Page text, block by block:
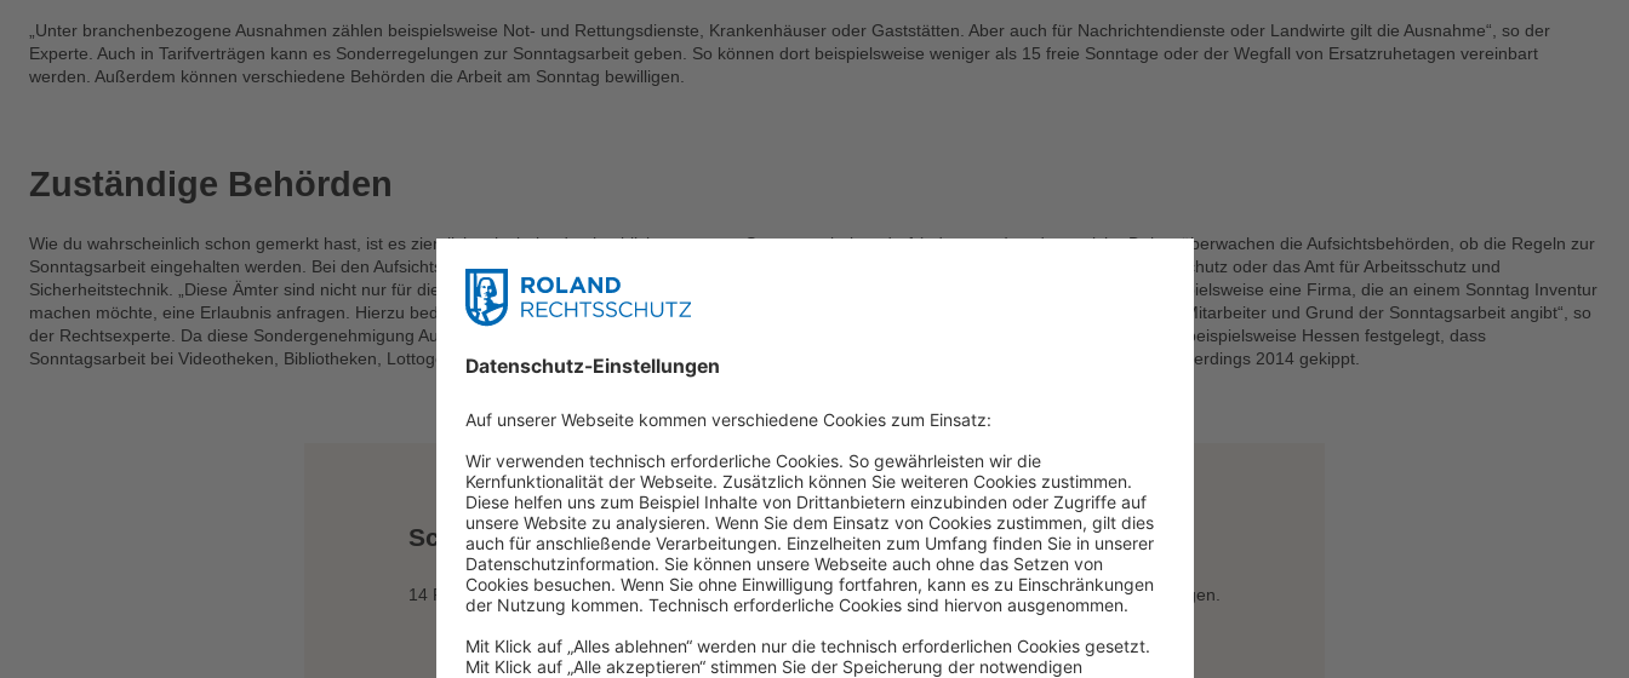
„Unter branchenbezogene Ausnahmen zählen beispielsweise Not- und Rettungsdienste, Krankenhäuser oder Gaststätten. Aber auch für Nachrichtendienste oder Landwirte gilt die Ausnahme“, so der
Experte. Auch in Tarifverträgen kann es Sonderregelungen zur Sonntagsarbeit geben. So können dort beispielsweise weniger als 15 freie Sonntage oder der Wegfall von Ersatzruhetagen vereinbart
werden. Außerdem können verschiedene Behörden die Arbeit am Sonntag bewilligen.
Zuständige Behörden
Wie du wahrscheinlich schon gemerkt hast, ist es ziemlich schwierig, durchzublicken, wer am Sonntag arbeiten darf (oder muss) und wer nicht. Daher überwachen die Aufsichtsbehörden, ob die Regeln zur
Sonntagsarbeit eingehalten werden. Bei den Aufsichtsbehörden handelt es sich entweder um das Gewerbeaufsichtsamt, das staatliche Amt für Arbeitsschutz oder das Amt für Arbeitsschutz und
Sicherheitstechnik. „Diese Ämter sind nicht nur für die Kontrolle zuständig, sondern können auch weitere Sondergenehmigungen erteilen. So kann beispielsweise eine Firma, die an einem Sonntag Inventur
machen möchte, eine Erlaubnis anfragen. Hierzu bedarf es lediglich eines Schreibens, in dem der Arbeitgeber Zeit, Dauer, Ort, Anzahl der betroffenen Mitarbeiter und Grund der Sonntagsarbeit angibt“, so
der Rechtsexperte. Da diese Sondergenehmigung Aufgabe der Bundesländer ist, können die Ausnahmeregelungen unterschiedlich ausfallen. So hatte beispielsweise Hessen festgelegt, dass
Sonntagsarbeit bei Videotheken, Bibliotheken, Lottogesellschaften und Callcentern gestattet ist. Diese Verordnung hat das Bundesverwaltungsgericht allerdings 2014 gekippt.
Schon gewusst?
14 Prozent aller Beschäftigten in Deutschland arbeiten ständig oder regelmäßig an Sonn- und Feiertagen.